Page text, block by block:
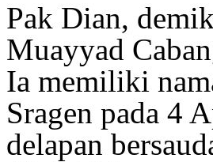
Pak Dian,
Muayyad
Ia memiliki
Sragen pada 4
delapan